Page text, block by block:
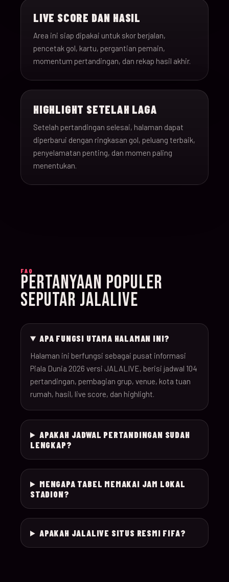
016
15-Jun-
12:00
017
16-Jun-
15:00 France v Senegal
018
26
18:00
019
16-Jun-
26
20:00 Argentina v Algeria
020 21:00 Austria v Jordan
26
023
17-Jun-
12:00
17-Jun-
26
18-Jun-
26
12:00
18-Jun-
26
Switzerland v
Herzegovina
027
18-Jun-
15:00 Canada v Qatar
028
26
19:00 Mexico v South
029 21:00 Brazil v Haiti
LIVE SCORE DAN HASIL
Area ini siap dipakai untuk skor berjalan,
pencetak gol, kartu, pergantian pemain,
momentum pertandingan, dan rekap hasil akhir.
HIGHLIGHT SETELAH LAGA
Setelah pertandingan selesai, halaman dapat
diperbarui dengan ringkasan gol, peluang terbaik,
penyelamatan penting, dan momen paling
menentukan.
FAQ
PERTANYAAN POPULER
SEPUTAR JALALIVE
APA FUNGSI UTAMA HALAMAN INI?
Halaman ini berfungsi sebagai pusat informasi
Piala Dunia 2026 versi JALALIVE, berisi jadwal 104
pertandingan, pembagian grup, venue, kota tuan
rumah, hasil, live score, dan highlight.
APAKAH JADWAL PERTANDINGAN SUDAH
LENGKAP?
MENGAPA TABEL MEMAKAI JAM LOKAL
STADION?
APAKAH JALALIVE SITUS RESMI FIFA?